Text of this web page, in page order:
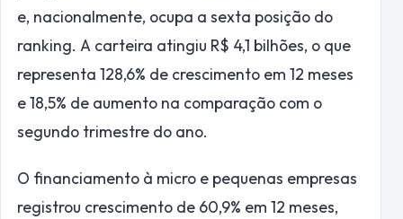
e, nacionalmente, ocupa a sexta posição do
ranking. A carteira atingiu R$ 4,1 bilhões, o que
representa 128,6% de crescimento em 12 meses
e 18,5% de aumento na comparação com o
segundo trimestre do ano.
O financiamento à micro e pequenas empresas
registrou crescimento de 60,9% em 12 meses,